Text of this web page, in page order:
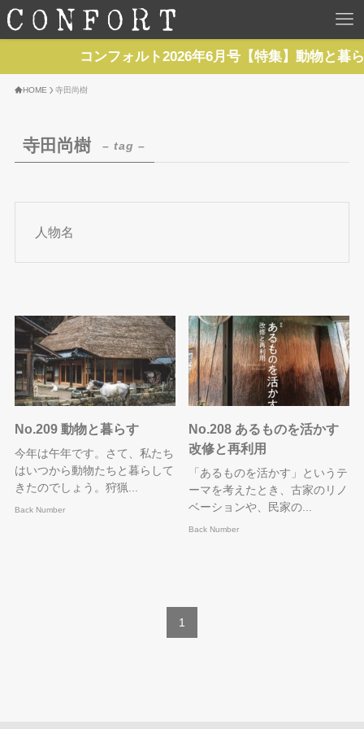
HOME
NEWS
Contact Us
コンフォルト2026年6月号【特集】動物と暮
HOME 寺田尚樹
寺田尚樹 – tag –
人物名
No.209 動物と暮らす
今年は午年です。さて、私たち
はいつから動物たちと暮らして
きたのでしょう。狩猟...
Back Number
No.208 あるものを活かす
改修と再利用
「あるものを活かす」というテ
ーマを考えたとき、古家のリノ
ベーションや、民家の...
Back Number
1